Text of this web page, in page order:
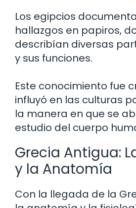
Los egipcios
hallazgos en papiros,
describían diversas
y sus funciones.
Este conocimiento fue
influyó en las culturas
la manera en que se
estudio del cuerpo
Grecia Antigua:
y la Anatomía
Con la llegada de la